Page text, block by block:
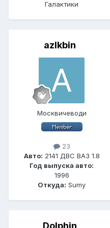
Галактики
azlkbin
Москвичеводи
23
Авто: 2141 ДВС ВАЗ 1.8
Год выпуска авто:
1996
Откуда: Sumy
Dolphin